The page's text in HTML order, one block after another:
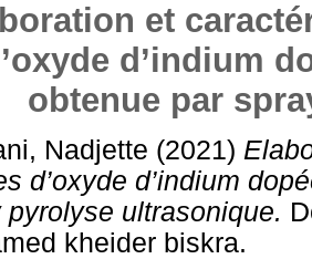
et
d’indium
obtenue par
Nadjette (2021)
d’oxyde d’indium
pyrolyse ultrasonique.
kheider biskra.